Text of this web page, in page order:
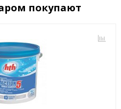
покупают